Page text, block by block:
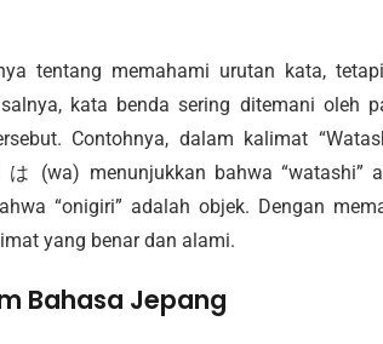
tentang memahami urutan kata,
kata benda sering ditemani oleh
Contohnya, dalam kalimat
(wa) menunjukkan bahwa “watashi”
“onigiri” adalah objek. Dengan
yang benar dan alami.
Bahasa Jepang